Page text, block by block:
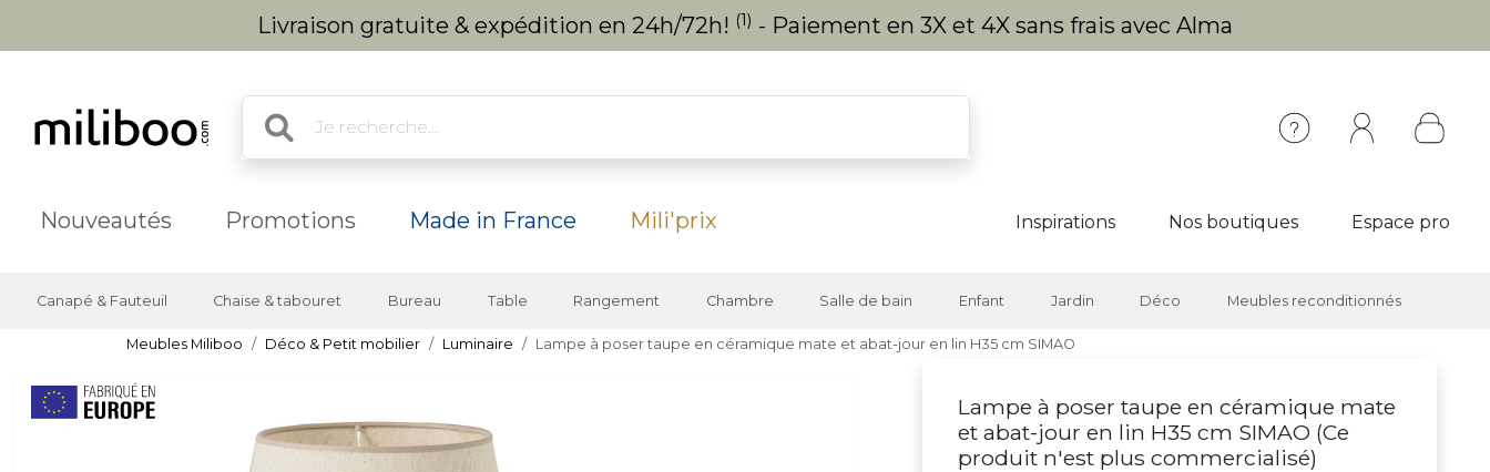
Livraison gratuite & expédition en 24h/72h! (1) - Paiement en 3X et 4X sans frais avec Alma
Nouveautés Promotions Made in France Mili'prix Inspirations Nos boutiques Espace pro
Canapé & Fauteuil Chaise & tabouret Bureau Table Rangement Chambre Salle de bain Enfant Jardin Déco Meubles reconditionnés
Meubles Miliboo Déco & Petit mobilier Luminaire Lampe à poser taupe en céramique mate et abat-jour en lin H35 cm SIMAO
Lampe à poser taupe en céramique mate
et abat-jour en lin H35 cm SIMAO (Ce
produit n'est plus commercialisé)